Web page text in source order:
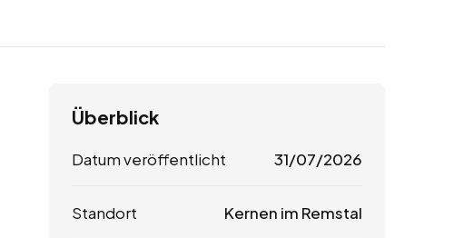
Überblick
Datum veröffentlicht 31/07/2026
Standort Kernen im Remstal